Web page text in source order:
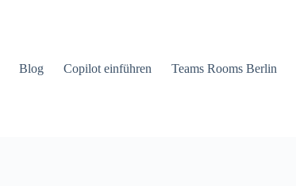
Blog Copilot einführen Teams Rooms Berlin